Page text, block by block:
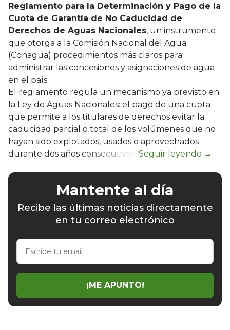
Reglamento para la Determinación y Pago de la
Cuota de Garantía de No Caducidad de
Derechos de Aguas Nacionales, un instrumento
que otorga a la Comisión Nacional del Agua
(Conagua) procedimientos más claros para
administrar las concesiones y asignaciones de agua
en el país.
El reglamento regula un mecanismo ya previsto en
la Ley de Aguas Nacionales: el pago de una cuota
que permite a los titulares de derechos evitar la
caducidad parcial o total de los volúmenes que no
hayan sido explotados, usados o aprovechados
durante dos años consecutivos.
Mantente al día
Recibe las últimas noticias directamente
en tu correo electrónico
Escribe
email
¡ME APUNTO!